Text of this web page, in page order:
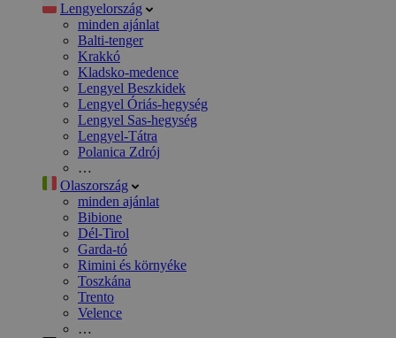
Lengyelország
minden ajánlat
Balti-tenger
Krakkó
Kladsko-medence
Lengyel Beszkidek
Lengyel Óriás-hegység
Lengyel Sas-hegység
Lengyel-Tátra
Polanica Zdrój
…
Olaszország
minden ajánlat
Bibione
Dél-Tirol
Garda-tó
Rimini és környéke
Toszkána
Trento
Velence
…